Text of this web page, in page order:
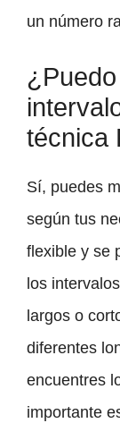
un número
técnica
Sí, puedes
según tus
flexible y se
los
largos o
diferentes
encuentres
importante